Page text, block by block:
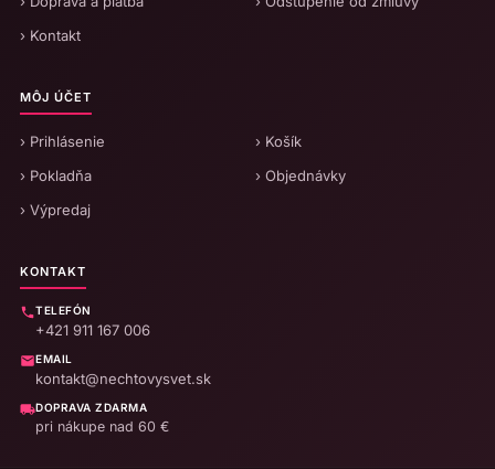
› Kontakt
MÔJ ÚČET
› Prihlásenie
› Košík
› Pokladňa
› Objednávky
› Výpredaj
KONTAKT
TELEFÓN
+421 911 167 006
EMAIL
kontakt@nechtovysvet.sk
DOPRAVA ZDARMA
pri nákupe nad 60 €